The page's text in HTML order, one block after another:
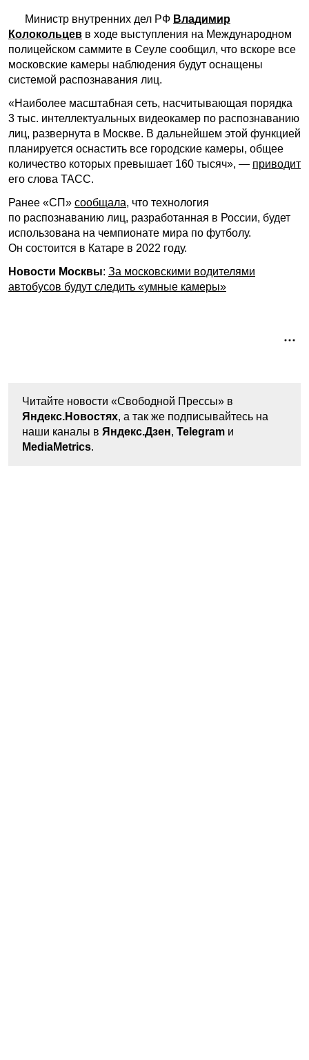
Министр внутренних дел РФ Владимир
Колокольцев в ходе выступления на Международном
полицейском саммите в Сеуле сообщил, что вскоре все
московские камеры наблюдения будут оснащены
системой распознавания лиц.
«Наиболее масштабная сеть, насчитывающая порядка
3 тыс. интеллектуальных видеокамер по распознаванию
лиц, развернута в Москве. В дальнейшем этой функцией
планируется оснастить все городские камеры, общее
количество которых превышает 160 тысяч», — приводит
его слова ТАСС.
Ранее «СП» сообщала, что технология
по распознаванию лиц, разработанная в России, будет
использована на чемпионате мира по футболу.
Он состоится в Катаре в 2022 году.
Новости Москвы: За московскими водителями
автобусов будут следить «умные камеры»
Читайте новости «Свободной Прессы» в
Яндекс.Новостях, а так же подписывайтесь на
наши каналы в Яндекс.Дзен, Telegram и
MediaMetrics.